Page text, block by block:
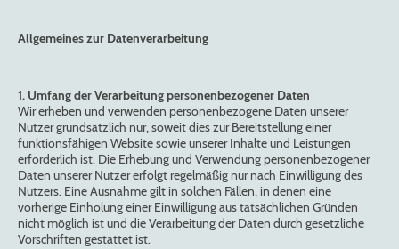
Allgemeines zur Datenverarbeitung
1. Umfang der Verarbeitung personenbezogener Daten
Wir erheben und verwenden personenbezogene Daten unserer
Nutzer grundsätzlich nur, soweit dies zur Bereitstellung einer
funktionsfähigen Website sowie unserer Inhalte und Leistungen
erforderlich ist. Die Erhebung und Verwendung personenbezogener
Daten unserer Nutzer erfolgt regelmäßig nur nach Einwilligung des
Nutzers. Eine Ausnahme gilt in solchen Fällen, in denen eine
vorherige Einholung einer Einwilligung aus tatsächlichen Gründen
nicht möglich ist und die Verarbeitung der Daten durch gesetzliche
Vorschriften gestattet ist.